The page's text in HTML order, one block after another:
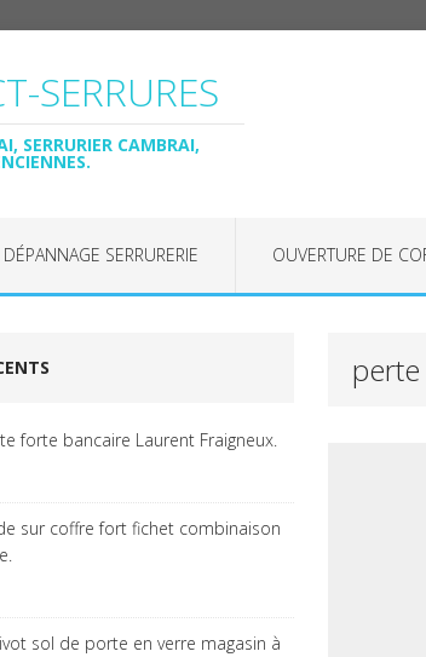
SERRURES
SERRURIER CAMBRAI,
DÉPANNAGE SERRURERIE OUVERTURE DE
forte bancaire Laurent Fraigneux.
sur coffre fort fichet combinaison
sol de porte en verre magasin à